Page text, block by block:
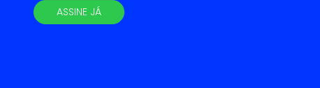
ASSINE JÁ